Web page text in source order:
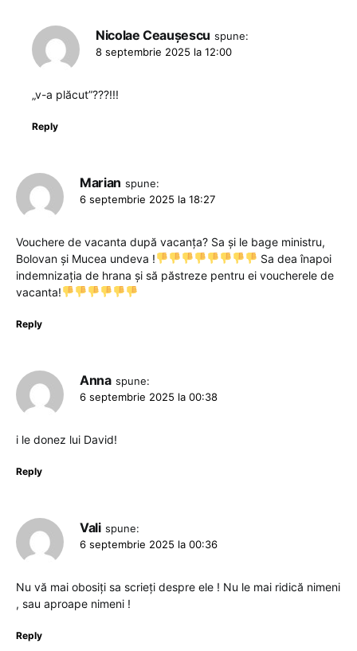
Nicolae Ceaușescu spune:
8 septembrie 2025 la 12:00
„v-a plăcut”???!!!
Reply
Marian spune:
6 septembrie 2025 la 18:27
Vouchere de vacanta după vacanța? Sa și le bage ministru,
Bolovan și Mucea undeva !
Sa dea înapoi
indemnizația de hrana și să păstreze pentru ei voucherele de
vacanta!
Reply
Anna spune:
6 septembrie 2025 la 00:38
i le donez lui David!
Reply
Vali spune:
6 septembrie 2025 la 00:36
Nu vă mai obosiți sa scrieți despre ele ! Nu le mai ridică nimeni
, sau aproape nimeni !
Reply